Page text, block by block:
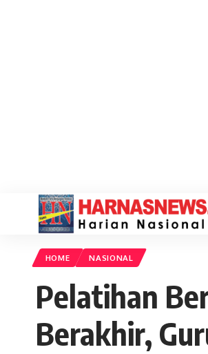
HOME NASIONAL
Pelatihan
Berakhir,